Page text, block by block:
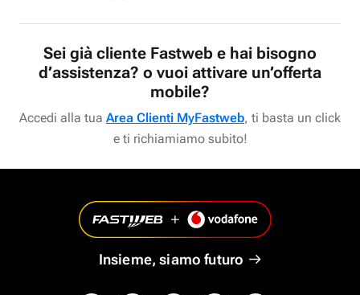
Sei già cliente Fastweb e hai bisogno
d’assistenza? o vuoi attivare un’offerta
mobile?
Accedi alla tua Area Clienti MyFastweb, ti basta un click
e ti richiamiamo subito!
Insieme, siamo futuro